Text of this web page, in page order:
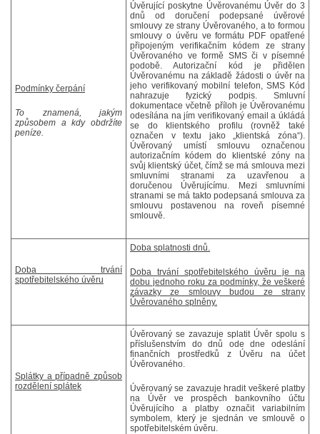
Podmínky čerpání
To znamená, jakým
způsobem a kdy obdržíte
peníze.
Úvěrující poskytne Úvěrovanému Úvěr do 3
dnů od doručení podepsané úvěrové
smlouvy ze strany Úvěrovaného, a to formou
smlouvy o úvěru ve formátu PDF opatřené
připojeným verifikačním kódem ze strany
Úvěrovaného ve formě SMS či v písemné
podobě. Autorizační kód je přidělen
Úvěrovanému na základě žádosti o úvěr na
jeho verifikovaný mobilní telefon, SMS Kód
nahrazuje fyzický podpis. Smluvní
dokumentace včetně příloh je Úvěrovanému
odesílána na jím verifikovaný email a úkládá
se do klientského profilu (rovněž také
označen v textu jako „klientská zóna“).
Úvěrovaný umístí smlouvu označenou
autorizačním kódem do klientské zóny na
svůj klientský účet, čímž se má smlouva mezi
smluvními stranami za uzavřenou a
doručenou Úvěrujícímu. Mezi smluvními
stranami se má takto podepsaná smlouva za
smlouvu postavenou na roveň písemné
smlouvě.
Doba trvání
spotřebitelského úvěru
Doba splatnosti dnů.
Doba trvání spotřebitelského úvěru je na
dobu jednoho roku za podmínky, že veškeré
závazky ze smlouvy budou ze strany
Úvěrovaného splněny.
Splátky a případně způsob
rozdělení splátek
Úvěrovaný se zavazuje splatit Úvěr spolu s
příslušenstvím do dnů ode dne odeslání
finančních prostředků z Úvěru na účet
Úvěrovaného.
Úvěrovaný se zavazuje hradit veškeré platby
na Úvěr ve prospěch bankovního účtu
Úvěrujícího a platby označit variabilním
symbolem, který je sjednán ve smlouvě o
spotřebitelském úvěru.